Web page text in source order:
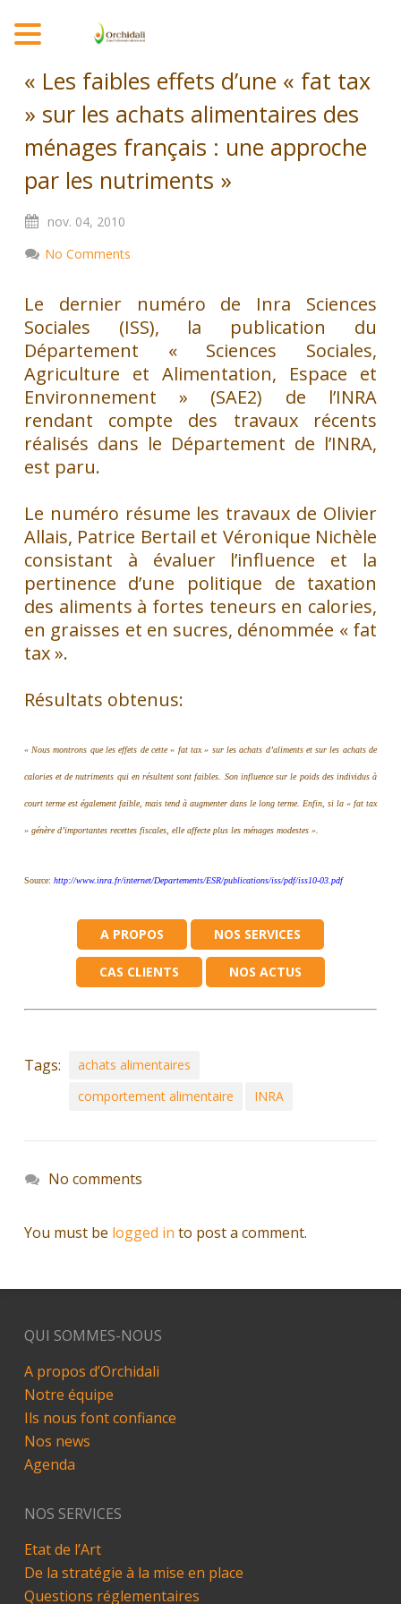
« Les faibles effets d’une « fat tax
» sur les achats alimentaires des
ménages français : une approche
par les nutriments »
nov. 04, 2010
No Comments
Le dernier numéro de Inra Sciences
Sociales (ISS), la publication du
Département « Sciences Sociales,
Agriculture et Alimentation, Espace et
Environnement » (SAE2) de l’INRA
rendant compte des travaux récents
réalisés dans le Département de l’INRA,
est paru.
Le numéro résume les travaux de Olivier
Allais, Patrice Bertail et Véronique Nichèle
consistant à évaluer l’influence et la
pertinence d’une politique de taxation
des aliments à fortes teneurs en calories,
en graisses et en sucres, dénommée « fat
tax ».
Résultats obtenus:
« Nous montrons que les effets de cette « fat tax » sur les achats d’aliments et sur les achats de
calories et de nutriments qui en résultent sont faibles. Son influence sur le poids des individus à
court terme est également faible, mais tend à augmenter dans le long terme. Enfin, si la « fat tax
» génère d’importantes recettes fiscales, elle affecte plus les ménages modestes ».
Source: http://www.inra.fr/internet/Departements/ESR/publications/iss/pdf/iss10-03.pdf
A PROPOS NOS SERVICES
CAS CLIENTS NOS ACTUS
Tags:
achats alimentaires
comportement alimentaire
INRA
No comments
You must be logged in to post a comment.
QUI SOMMES-NOUS
A propos d’Orchidali
Notre équipe
Ils nous font confiance
Nos news
Agenda
NOS SERVICES
Etat de l’Art
De la stratégie à la mise en place
Questions réglementaires